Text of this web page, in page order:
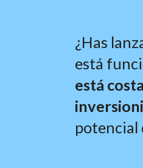
¿Has
está
está
potencial